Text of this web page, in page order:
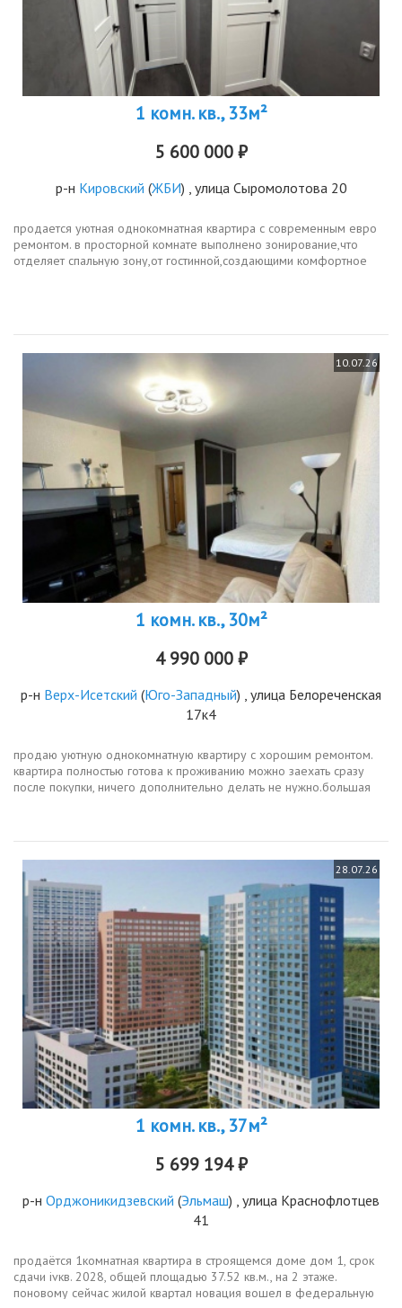
1 комн. кв., 33м²
5 600 000 ₽
р-н Кировский (ЖБИ) , улица Сыромолотова 20
продается уютная однокомнатная квартира с современным евро
ремонтом. в просторной комнате выполнено зонирование,что
отделяет спальную зону,от гостинной,создающими комфортное
10.07.26
1 комн. кв., 30м²
4 990 000 ₽
р-н Верх-Исетский (Юго-Западный) , улица Белореченская
17к4
продаю уютную однокомнатную квартиру с хорошим ремонтом.
квартира полностью готова к проживанию можно заехать сразу
после покупки, ничего дополнительно делать не нужно.большая
28.07.26
1 комн. кв., 37м²
5 699 194 ₽
р-н Орджоникидзевский (Эльмаш) , улица Краснофлотцев
41
продаётся 1комнатная квартира в строящемся доме дом 1, срок
сдачи ivкв. 2028, общей площадью 37.52 кв.м., на 2 этаже.
поновому сейчас жилой квартал новация вошел в федеральную